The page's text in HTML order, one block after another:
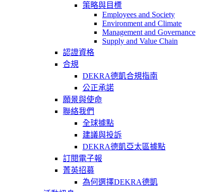
策略與目標
Employees and Society
Environment and Climate
Management and Governance
Supply and Value Chain
認證資格
合規
DEKRA德凱合規指南
公正承諾
願景與使命
聯絡我們
全球據點
建議與投訴
DEKRA德凱亞太區據點
訂閱電子報
菁英招募
為何選擇DEKRA德凱